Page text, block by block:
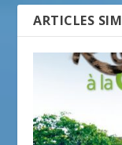
ARTICLES